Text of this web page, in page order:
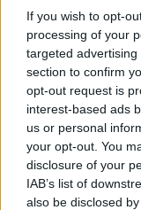
If you wish to opt-
processing of your
targeted
section to confirm
opt-out request is
interest-based ads
us or personal
your opt-out. You
disclosure of your
IAB’s list of
also be disclosed
Sok felhasználó
Android már évek
amelyek
Ez a
Az Edge Panel az
jelentősen
miközben a Pixel